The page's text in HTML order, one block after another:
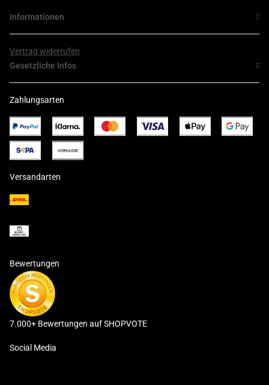
Informationen
Vertrag widerrufen
Gesetzliche Infos
Zahlungsarten
Versandarten
Bewertungen
7.000+ Bewertungen auf SHOPVOTE
Social Media